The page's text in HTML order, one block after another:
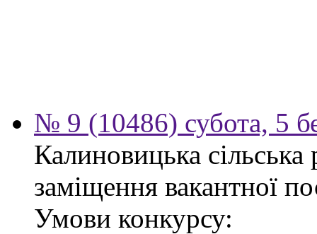
№ 9 (10486) субота, 5
Калиновицька
заміщення вакантної
Умови конкурсу: